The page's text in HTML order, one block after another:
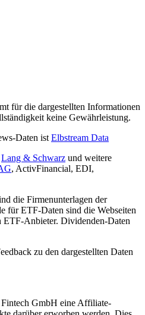
für die dargestellten Informationen
keine Gewährleistung.
Daten ist Elbstream Data
Lang & Schwarz und weitere
, ActivFinancial, EDI,
die Firmenunterlagen der
für ETF-Daten sind die Webseiten
ETF-Anbieter. Dividenden-Daten
zu den dargestellten Daten
GmbH eine Affiliate-